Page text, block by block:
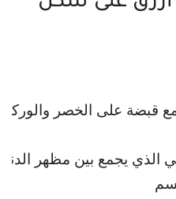
قبضة على الخصر
الذي يجمع بين مظهر